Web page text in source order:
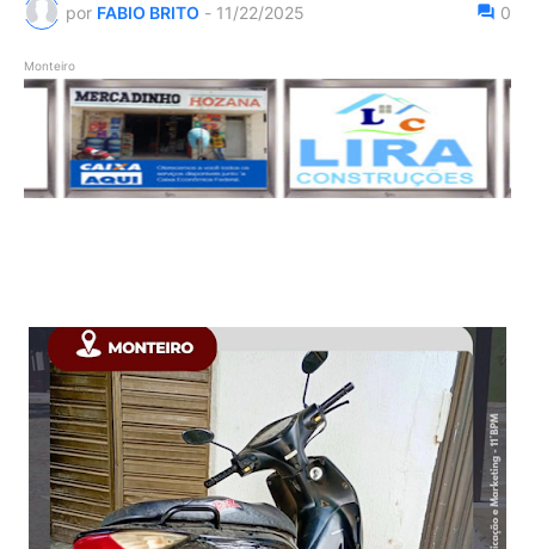
por FABIO BRITO - 11/22/2025 0
Monteiro